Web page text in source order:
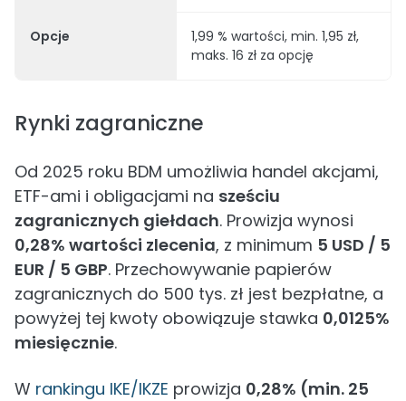
Opcje
1,99 % wartości, min. 1,95 zł,
maks. 16 zł za opcję
Rynki zagraniczne
Od 2025 roku BDM umożliwia handel akcjami,
ETF-ami i obligacjami na sześciu
zagranicznych giełdach. Prowizja wynosi
0,28% wartości zlecenia, z minimum 5 USD / 5
EUR / 5 GBP. Przechowywanie papierów
zagranicznych do 500 tys. zł jest bezpłatne, a
powyżej tej kwoty obowiązuje stawka 0,0125%
miesięcznie.
W rankingu IKE/IKZE prowizja 0,28% (min. 25